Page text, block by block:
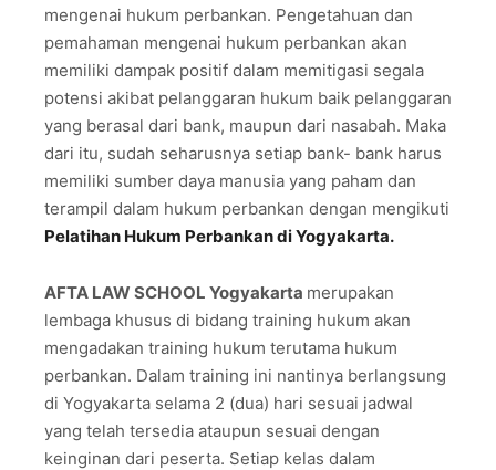
mengenai hukum perbankan. Pengetahuan dan
pemahaman mengenai hukum perbankan akan
memiliki dampak positif dalam memitigasi segala
potensi akibat pelanggaran hukum baik pelanggaran
yang berasal dari bank, maupun dari nasabah. Maka
dari itu, sudah seharusnya setiap bank- bank harus
memiliki sumber daya manusia yang paham dan
terampil dalam hukum perbankan dengan mengikuti
Pelatihan Hukum Perbankan di Yogyakarta.
AFTA LAW SCHOOL Yogyakarta merupakan
lembaga khusus di bidang training hukum akan
mengadakan training hukum terutama hukum
perbankan. Dalam training ini nantinya berlangsung
di Yogyakarta selama 2 (dua) hari sesuai jadwal
yang telah tersedia ataupun sesuai dengan
keinginan dari peserta. Setiap kelas dalam